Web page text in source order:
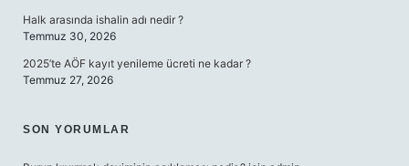
Halk arasında ishalin adı nedir ?
Temmuz 30, 2026
2025’te AÖF kayıt yenileme ücreti ne kadar ?
Temmuz 27, 2026
SON YORUMLAR